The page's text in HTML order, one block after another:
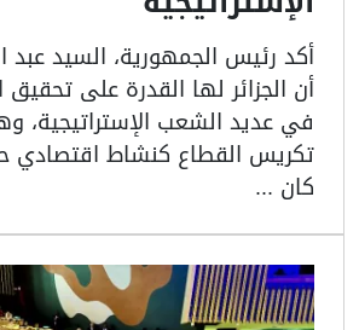
أكد رئيس الجمهورية، السيد عبد
أن الجزائر لها القدرة على تحقيق
في عديد الشعب الإستراتيجية،
تكريس القطاع كنشاط اقتصادي
كان ...